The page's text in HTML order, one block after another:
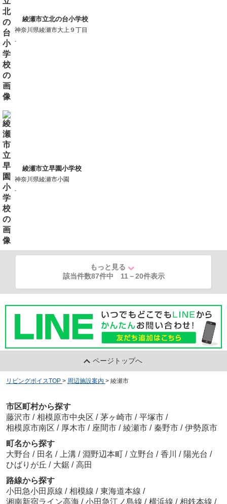
綾瀬市立北の台小学校
神奈川県綾瀬市大上９丁目
-
綾瀬市立早園小学校
神奈川県綾瀬市小園
-
もっと見る
該当件数87件中 11 －20件表示
ページトップへ
リビングボイスTOP > 周辺施設案内 > 綾瀬市
市区町村から探す
藤沢市 / 相模原市中央区 / 茅ヶ崎市 / 平塚市 /
相模原市南区 / 厚木市 / 座間市 / 綾瀬市 / 秦野市 / 伊勢原市
町名から探す
大野台 / 田名 / 上溝 / 淵野辺本町 / 立野台 / 香川 / 陽光台 /
ひばりが丘 / 大鋸 / 高田
路線から探す
小田急小田原線 / 相模線 / 東海道本線 /
湘南新宿ライン高海 / 小田急江ノ島線 / 横浜線 / 相鉄本線 /